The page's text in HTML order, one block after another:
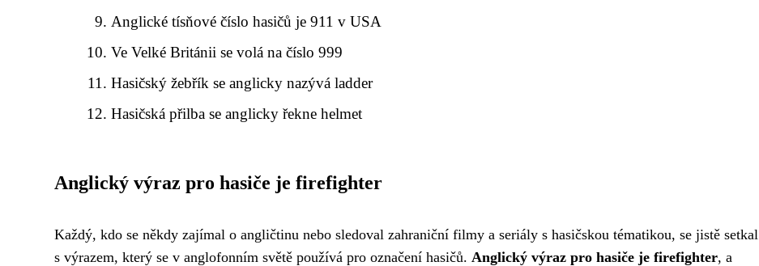
Anglické tísňové číslo hasičů je 911 v USA
Ve Velké Británii se volá na číslo 999
Hasičský žebřík se anglicky nazývá ladder
Hasičská přilba se anglicky řekne helmet
Anglický výraz pro hasiče je firefighter
Každý, kdo se někdy zajímal o angličtinu nebo sledoval zahraniční filmy a seriály s hasičskou tématikou, se jistě setkal
s výrazem, který se v anglofonním světě používá pro označení hasičů. Anglický výraz pro hasiče je firefighter, a